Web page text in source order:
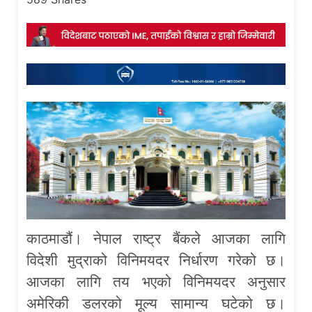
काठमाडौं। नेपाल राष्ट्र बैंकले आजका लागि
विदेशी मुद्राको विनिमयदर निर्धारण गरेको छ।
आजका लागि तय भएको विनिमयदर अनुसार
अमेरिकी डलरको मूल्य सामान्य घटेको छ।